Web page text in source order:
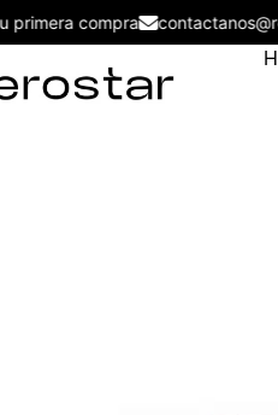
tu primera compra